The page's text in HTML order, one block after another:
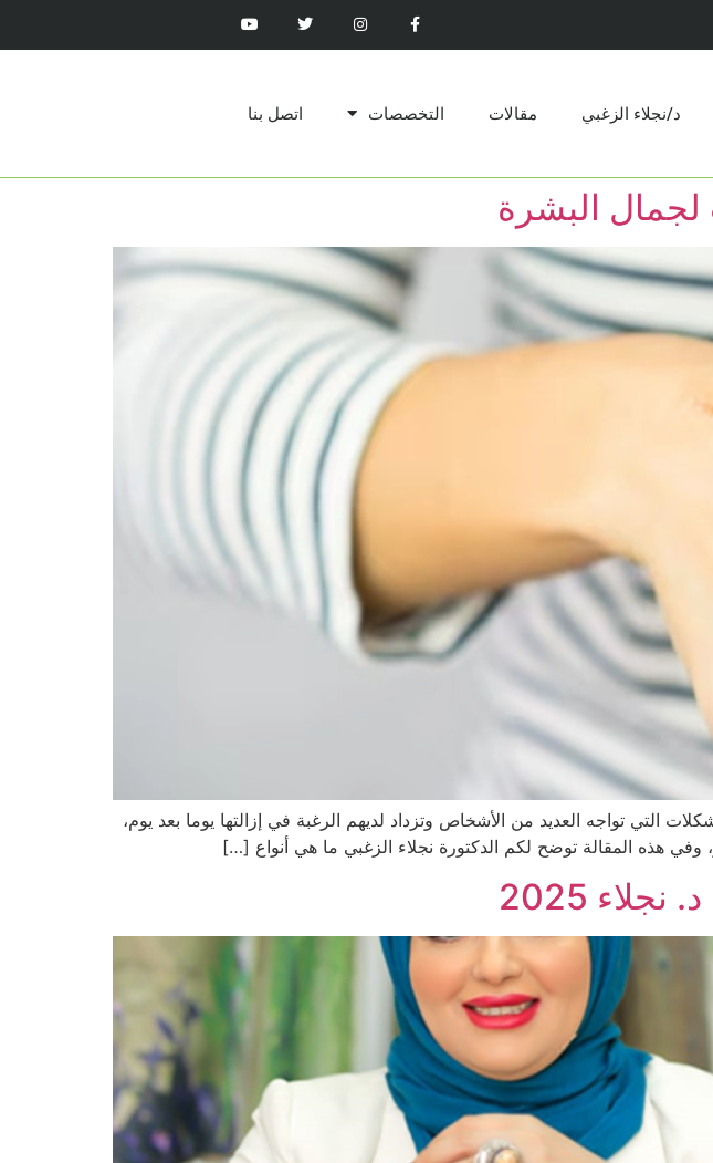
د/نجلاء الزغبي مقالات​ التخصصات اتصل بنا
لجمال البشرة
التي تواجه العديد من الأشخاص وتزداد لديهم الرغبة في إزالتها يوما بعد يوم،
وفي هذه المقالة توضح لكم الدكتورة نجلاء الزغبي ما هي أنواع […]
2025